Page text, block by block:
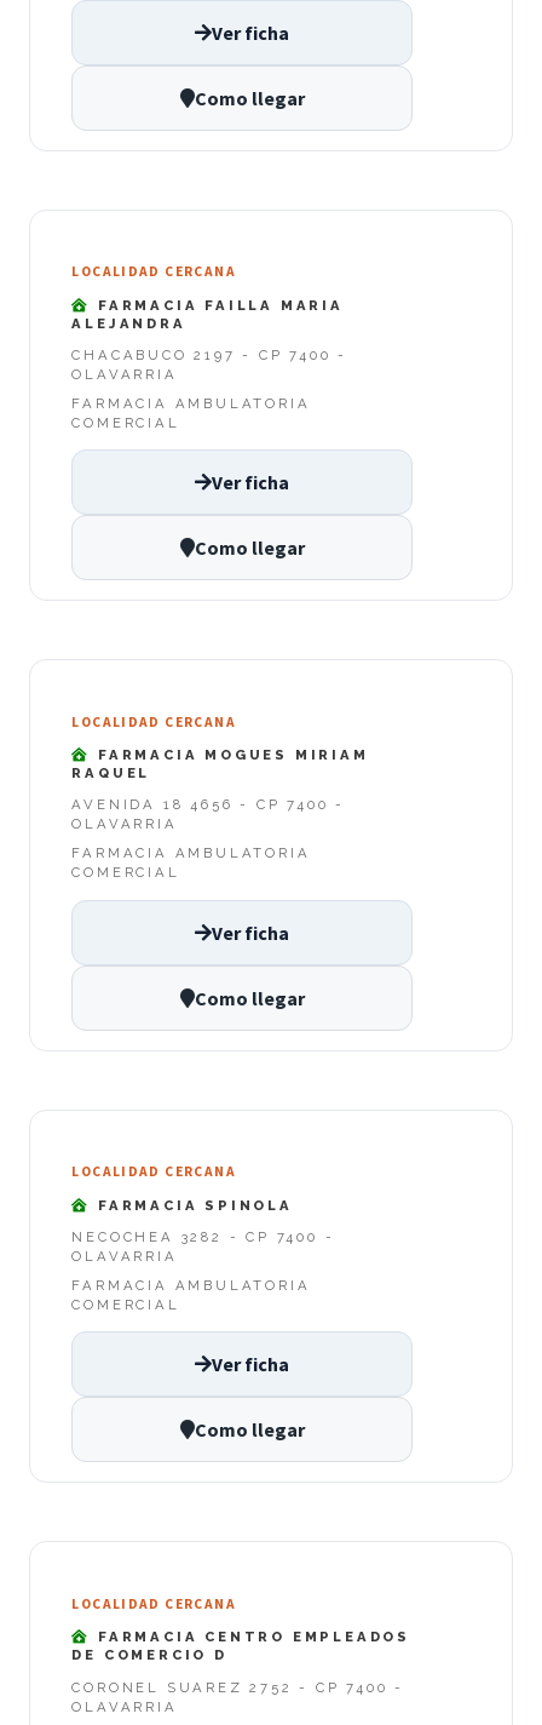
Ver ficha
Como llegar
LOCALIDAD CERCANA
FARMACIA FAILLA MARIA
ALEJANDRA
CHACABUCO 2197 - CP 7400 -
OLAVARRIA
FARMACIA AMBULATORIA
COMERCIAL
Ver ficha
Como llegar
LOCALIDAD CERCANA
FARMACIA MOGUES MIRIAM
RAQUEL
AVENIDA 18 4656 - CP 7400 -
OLAVARRIA
FARMACIA AMBULATORIA
COMERCIAL
Ver ficha
Como llegar
LOCALIDAD CERCANA
FARMACIA SPINOLA
NECOCHEA 3282 - CP 7400 -
OLAVARRIA
FARMACIA AMBULATORIA
COMERCIAL
Ver ficha
Como llegar
LOCALIDAD CERCANA
FARMACIA CENTRO EMPLEADOS
DE COMERCIO D
CORONEL SUAREZ 2752 - CP 7400 -
OLAVARRIA